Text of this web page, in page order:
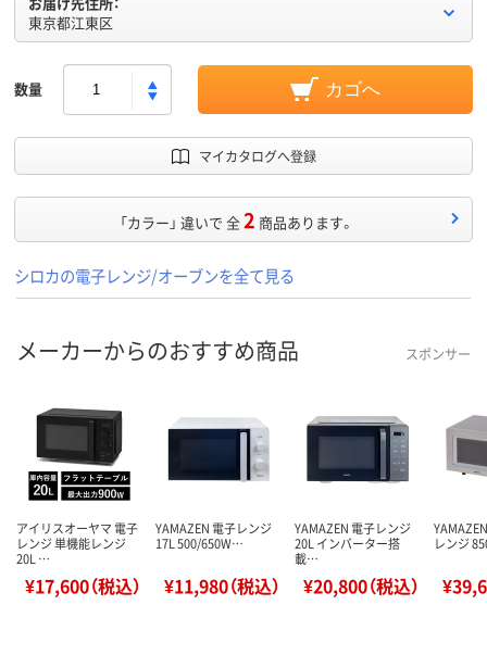
東京都江東区
数量 カゴへ
マイカタログへ登録
「カラー」 違いで 全2 商品あります。
シロカの電子レンジ/オーブンを全て見る
メーカーからのおすすめ商品 スポンサー
アイリスオーヤマ 電子
レンジ 単機能レンジ
20L …
¥17,600（税込）
YAMAZEN 電子レンジ
17L 500/650W…
¥11,980（税込）
YAMAZEN 電子レンジ
20L インバーター搭
載…
¥20,800（税込）
レンジ